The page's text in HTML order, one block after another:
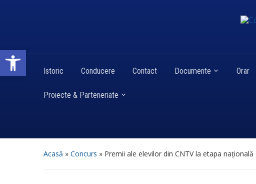
Deschide bara de unelte
Istoric Conducere Contact Documente Orar
Proiecte & Parteneriate
Acasă » Concurs » Premii ale elevilor din CNTV la etapa națională